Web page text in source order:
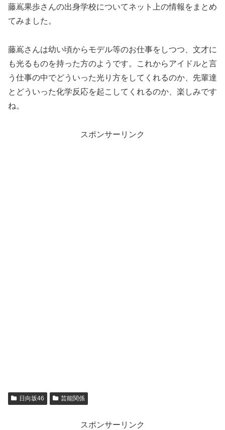
藤嶌果歩さんの出身学校についてネット上の情報をまとめ
てみました。
藤嶌さんは幼い頃からモデル等のお仕事をしつつ、文才に
も光るものを持った方のようです。これからアイドルと言
う仕事の中でどういった光り方をしてくれるのか、先輩達
とどういった化学反応を起こしてくれるのか、楽しみです
ね。
スポンサーリンク
日向坂46 芸能関係
スポンサーリンク